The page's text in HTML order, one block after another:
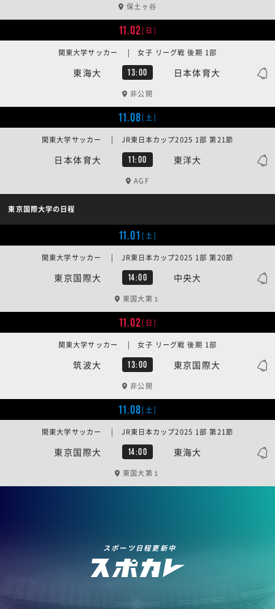
保土ヶ谷
11.02[日]
東海大 13:00 日本体育大
関東大学サッカー | 女子 リーグ戦 後期 1部
非公開
11.08[土]
日本体育大 11:00 東洋大
関東大学サッカー | JR東日本カップ2025 1部 第21節
AGF
東京国際大学の日程
11.01 [土]
東京国際大 14:00 中央大
関東大学サッカー | JR東日本カップ2025 1部 第20節
東国大第１
11.02[日]
筑波大 13:00 東京国際大
関東大学サッカー | 女子 リーグ戦 後期 1部
非公開
11.08[土]
東京国際大 14:00 東海大
関東大学サッカー | JR東日本カップ2025 1部 第21節
東国大第１
スポーツ日程更新中